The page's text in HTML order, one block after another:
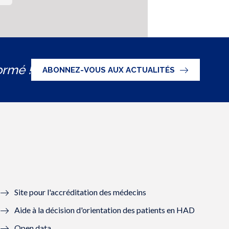
! ABONNEZ-VOUS AUX ACTUALITÉS
Site pour l'accréditation des médecins
Aide à la décision d'orientation des patients en HAD